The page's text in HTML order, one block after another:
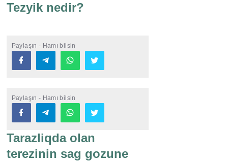
Tezyik nedir?
Paylaşın - Hamı bilsin
Paylaşın - Hamı bilsin
Tarazliqda olan
terezinin sag gozune